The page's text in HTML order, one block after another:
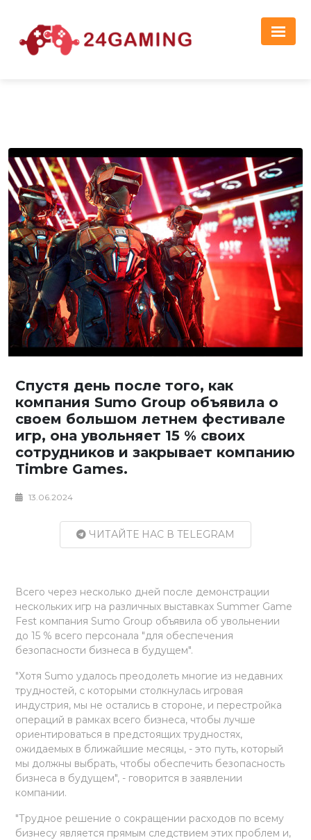
Спустя день после того, как
компания Sumo Group объявила о
своем большом летнем фестивале
игр, она увольняет 15 % своих
сотрудников и закрывает компанию
Timbre Games.
13.06.2024
ЧИТАЙТЕ НАС В TELEGRAM
Всего через несколько дней после демонстрации
нескольких игр на различных выставках Summer Game
Fest компания Sumo Group объявила об увольнении
до 15 % всего персонала "для обеспечения
безопасности бизнеса в будущем".
"Хотя Sumo удалось преодолеть многие из недавних
трудностей, с которыми столкнулась игровая
индустрия, мы не остались в стороне, и перестройка
операций в рамках всего бизнеса, чтобы лучше
ориентироваться в предстоящих трудностях,
ожидаемых в ближайшие месяцы, - это путь, который
мы должны выбрать, чтобы обеспечить безопасность
бизнеса в будущем", - говорится в заявлении
компании.
"Трудное решение о сокращении расходов по всему
бизнесу является прямым следствием этих проблем и,